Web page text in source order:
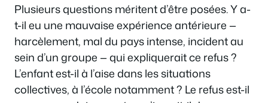
Plusieurs questions méritent d’être posées. Y a-
t-il eu une mauvaise expérience antérieure —
harcèlement, mal du pays intense, incident au
sein d’un groupe — qui expliquerait ce refus ?
L’enfant est-il à l’aise dans les situations
collectives, à l’école notamment ? Le refus est-il